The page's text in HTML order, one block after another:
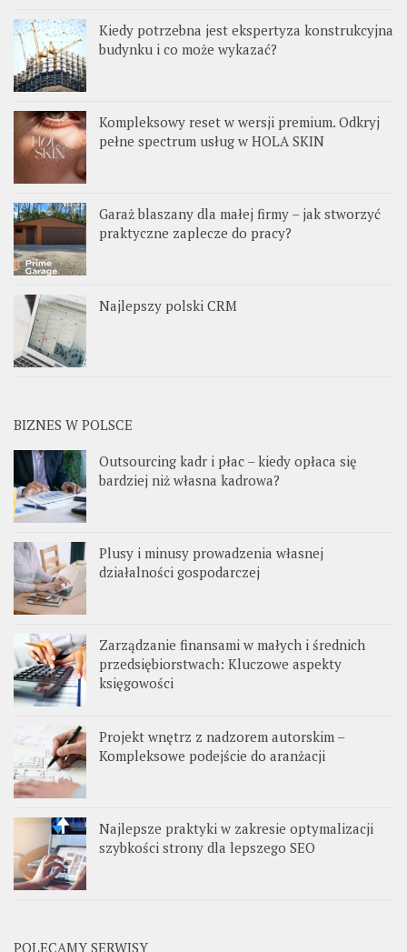
Kiedy potrzebna jest ekspertyza konstrukcyjna
budynku i co może wykazać?
Kompleksowy reset w wersji premium. Odkryj
pełne spectrum usług w HOLA SKIN
Garaż blaszany dla małej firmy – jak stworzyć
praktyczne zaplecze do pracy?
Najlepszy polski CRM
BIZNES W POLSCE
Outsourcing kadr i płac – kiedy opłaca się
bardziej niż własna kadrowa?
Plusy i minusy prowadzenia własnej
działalności gospodarczej
Zarządzanie finansami w małych i średnich
przedsiębiorstwach: Kluczowe aspekty
księgowości
Projekt wnętrz z nadzorem autorskim –
Kompleksowe podejście do aranżacji
Najlepsze praktyki w zakresie optymalizacji
szybkości strony dla lepszego SEO
POLECAMY SERWISY